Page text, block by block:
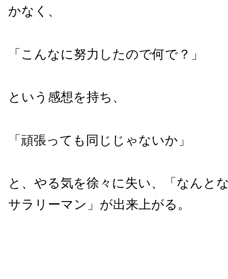
かなく、
「こんなに努力したので何で？」
という感想を持ち、
「頑張っても同じじゃないか」
と、やる気を徐々に失い、「なんと
サラリーマン」が出来上がる。